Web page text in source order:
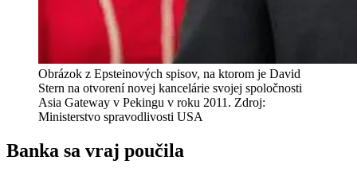
Obrázok z Epsteinových spisov, na ktorom je David
Stern na otvorení novej kancelárie svojej spoločnosti
Asia Gateway v Pekingu v roku 2011. Zdroj:
Ministerstvo spravodlivosti USA
Banka sa vraj poučila